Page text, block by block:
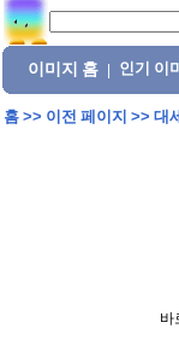
이미지 홈 인기 이
홈>> 이전 페이지 >> 대
바